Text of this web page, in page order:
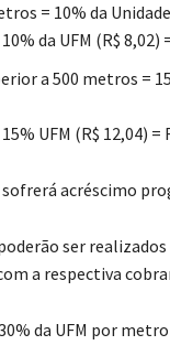
= 10% da
da UFM (R$ 8,02)
a 500 metros =
UFM (R$ 12,04) =
acréscimo
ser
a respectiva
da UFM por